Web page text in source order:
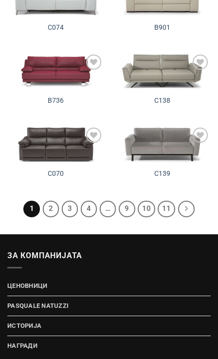
желботека
C074
Додади во
желботека
B901
Додади во
желботека
B736
Додади во
желботека
C138
Додади во
желботека
C070
Додади во
желботека
C139
1 2 3 4 … 9 10 11
ЗА КОМПАНИЈАТА
ЦЕНОВНИЦИ
PASQUALE NATUZZI
ИСТОРИЈА
НАГРАДИ